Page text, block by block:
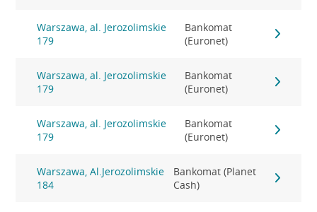
Warszawa, al. Jerozolimskie
179
Bankomat
(Euronet)
Warszawa, al. Jerozolimskie
179
Bankomat
(Euronet)
Warszawa, al. Jerozolimskie
179
Bankomat
(Euronet)
Warszawa, Al.Jerozolimskie
184
Bankomat (Planet
Cash)